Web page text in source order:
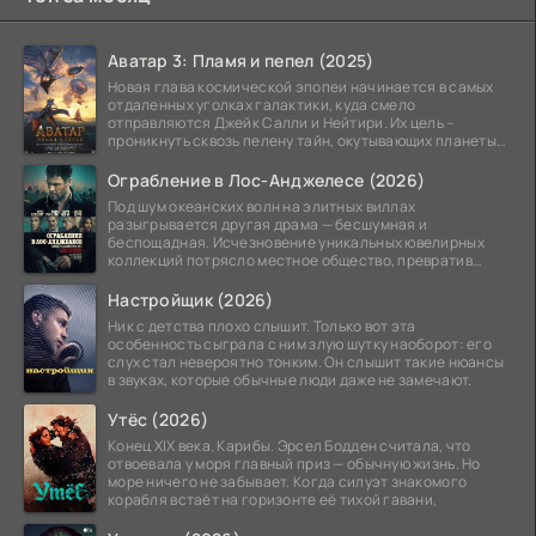
Аватар 3: Пламя и пепел (2025)
Новая глава космической эпопеи начинается в самых
отдаленных уголках галактики, куда смело
отправляются Джейк Салли и Нейтири. Их цель –
проникнуть сквозь пелену тайн, окутывающих планеты
Ограбление в Лос-Анджелесе (2026)
Под шум океанских волн на элитных виллах
разыгрывается другая драма — бесшумная и
беспощадная. Исчезновение уникальных ювелирных
коллекций потрясло местное общество, превратив
Настройщик (2026)
Ник с детства плохо слышит. Только вот эта
особенность сыграла с ним злую шутку наоборот: его
слух стал невероятно тонким. Он слышит такие нюансы
в звуках, которые обычные люди даже не замечают.
Утёс (2026)
Конец XIX века. Карибы. Эрсел Бодден считала, что
отвоевала у моря главный приз — обычную жизнь. Но
море ничего не забывает. Когда силуэт знакомого
корабля встаёт на горизонте её тихой гавани,